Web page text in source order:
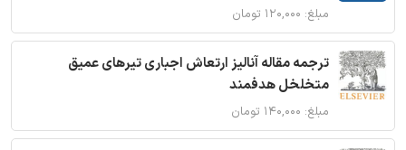
مبلغ: ۱۲۰,۰۰۰ تومان
ترجمه مقاله آنالیز ارتعاش اجباری تیرهای عمیق
متخلخل هدفمند
مبلغ: ۱۴۰,۰۰۰ تومان